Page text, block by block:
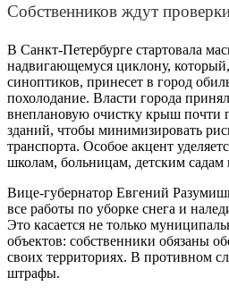
Собственников ждут
В Санкт-Петербурге стартовала
надвигающемуся циклону,
синоптиков, принесет в город
похолодание. Власти города
внеплановую очистку крыш почти
зданий, чтобы минимизировать
транспорта. Особое акцент
школам, больницам, детским
Вице-губернатор Евгений
все работы по уборке снега и
Это касается не только
объектов: собственники обязаны
своих территориях. В противном
штрафы.